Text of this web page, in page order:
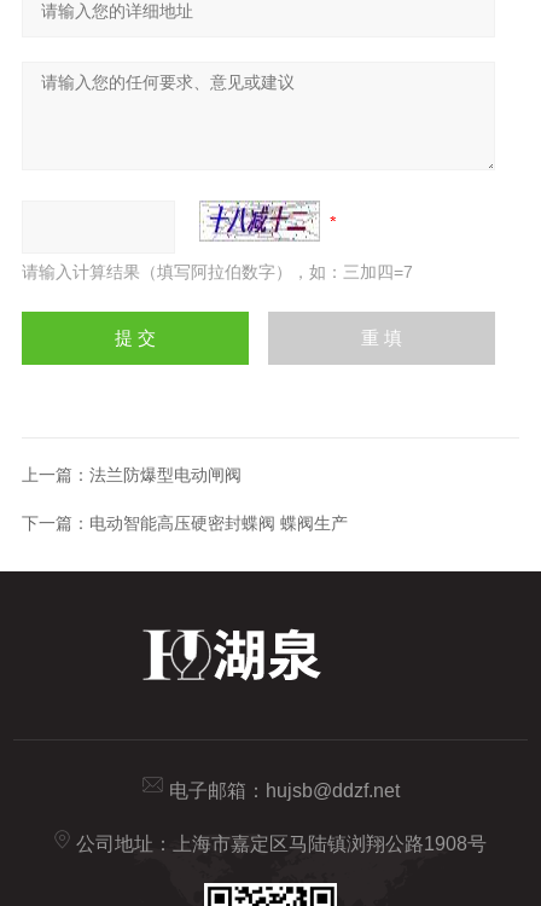
请输入计算结果（填写阿拉伯数字），如：三加四=7
上一篇： 法兰防爆型电动闸阀
下一篇： 电动智能高压硬密封蝶阀 蝶阀生产
电子邮箱： hujsb@ddzf.net
公司地址：上海市嘉定区马陆镇浏翔公路1908号